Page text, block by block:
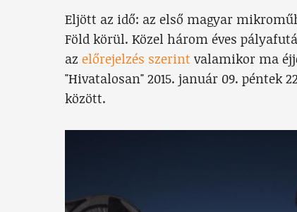
Eljött az idő: az első magyar
Föld körül. Közel három éves
az előrejelzés szerint valamikor ma
"Hivatalosan" 2015. január 09. péntek
között.